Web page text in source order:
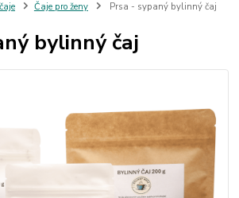
Čaje pro ženy Prsa - sypaný bylinný čaj
bylinný čaj